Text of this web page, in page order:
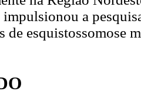
impulsionou a
de esquistossomose